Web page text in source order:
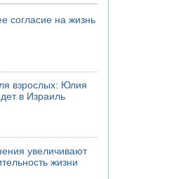
согласие на жизнь
взрослых: Юлия
в Израиль
увеличивают
жизни